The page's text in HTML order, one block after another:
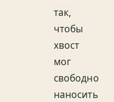
так,
чтобы
хвост
мог
свободно
наносить